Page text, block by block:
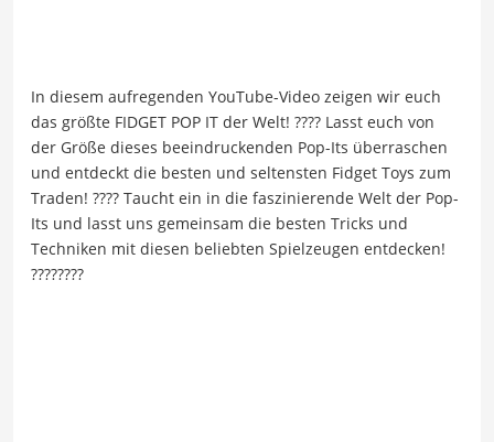
In diesem aufregenden YouTube-Video zeigen wir euch
das größte FIDGET POP IT der Welt! ???? Lasst euch von
der Größe dieses beeindruckenden Pop-Its überraschen
und entdeckt die besten und seltensten Fidget Toys zum
Traden! ???? Taucht ein in die faszinierende Welt der Pop-
Its und lasst uns gemeinsam die besten Tricks und
Techniken mit diesen beliebten Spielzeugen entdecken!
????????